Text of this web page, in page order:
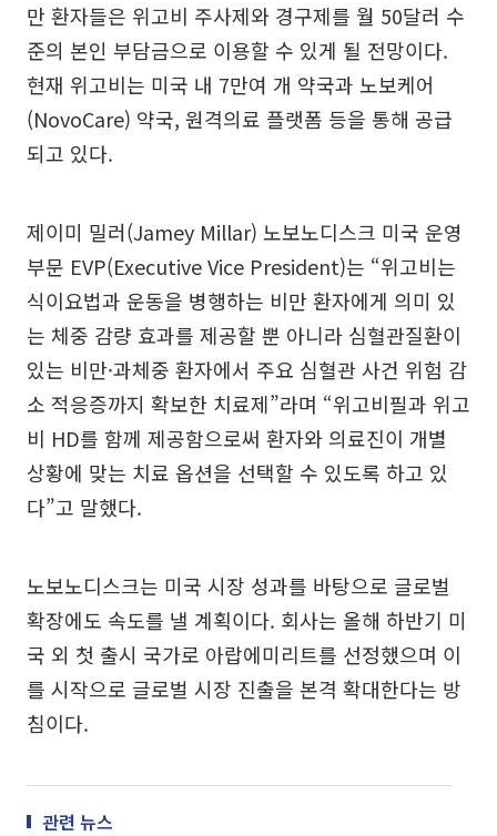
만 환자들은 위고비 주사제와 경구제를 월 50달러 수
준의 본인 부담금으로 이용할 수 있게 될 전망이다.
현재 위고비는 미국 내 7만여 개 약국과 노보케어
(NovoCare) 약국, 원격의료 플랫폼 등을 통해 공급
되고 있다.
제이미 밀러(Jamey Millar) 노보노디스크 미국 운영
부문 EVP(Executive Vice President)는 “위고비는
식이요법과 운동을 병행하는 비만 환자에게 의미 있
는 체중 감량 효과를 제공할 뿐 아니라 심혈관질환이
있는 비만·과체중 환자에서 주요 심혈관 사건 위험 감
소 적응증까지 확보한 치료제”라며 “위고비필과 위고
비 HD를 함께 제공함으로써 환자와 의료진이 개별
상황에 맞는 치료 옵션을 선택할 수 있도록 하고 있
다”고 말했다.
노보노디스크는 미국 시장 성과를 바탕으로 글로벌
확장에도 속도를 낼 계획이다. 회사는 올해 하반기 미
국 외 첫 출시 국가로 아랍에미리트를 선정했으며 이
를 시작으로 글로벌 시장 진출을 본격 확대한다는 방
침이다.
관련 뉴스